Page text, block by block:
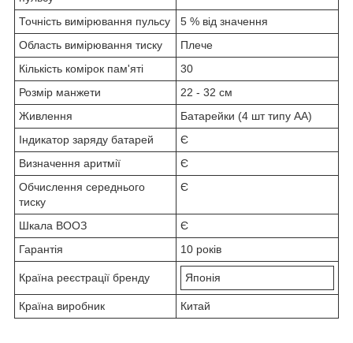
Точність вимірювання пульсу
5 % від значення
Область вимірювання тиску
Плече
Кількість комірок пам'яті
30
Розмір манжети
22 - 32 см
Живлення
Батарейки (4 шт типу АА)
Індикатор заряду батарей
Є
Визначення аритмії
Є
Обчислення середнього
тиску
Є
Шкала ВООЗ
Є
Гарантія
10 років
Країна реєстрації бренду Японія
Країна виробник Китай